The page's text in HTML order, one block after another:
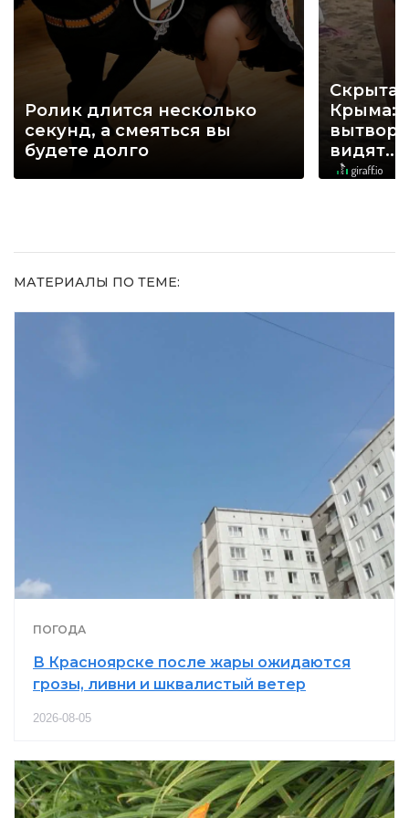
Ролик длится несколько
секунд, а смеяться вы
будете долго
Крыма:
видят...
МАТЕРИАЛЫ ПО ТЕМЕ:
ПОГОДА
В Красноярске после жары ожидаются
грозы, ливни и шквалистый ветер
2026-08-05